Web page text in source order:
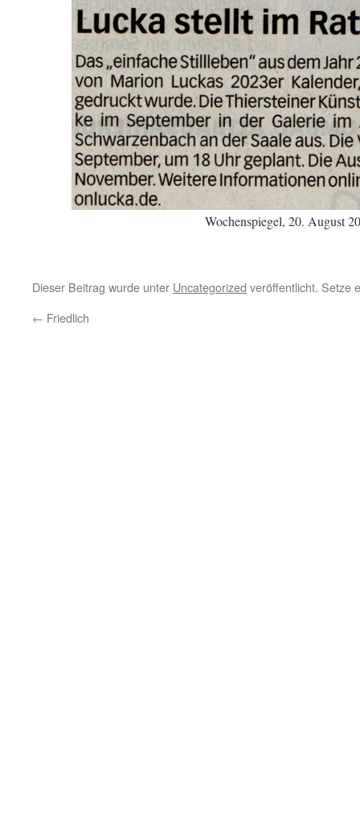
Wochenspiegel, 20. August
Dieser Beitrag wurde unter Uncategorized veröffentlicht. Setze
← Friedlich